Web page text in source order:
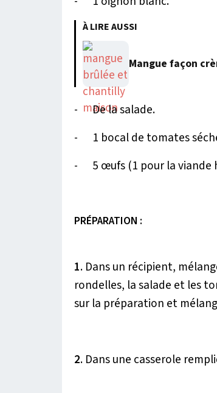
À LIRE AUSSI
Mangue façon
- De la salade.
- 1 bocal de tomates
- 5 œufs (1 pour la viande
PRÉPARATION :
1. Dans un récipient,
rondelles, la salade et les
sur la préparation et
2. Dans une casserole